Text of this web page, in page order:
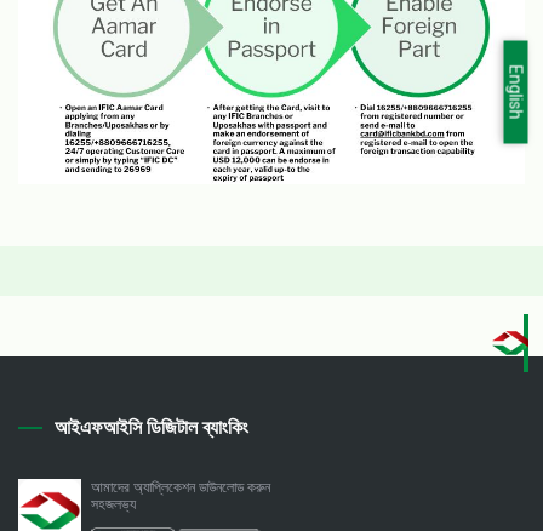
English
আইএফআইসি ডিজিটাল ব্যাংকিং
আমাদের অ্যাপ্লিকেশন ডাউনলোড করুন
সহজলভ্য